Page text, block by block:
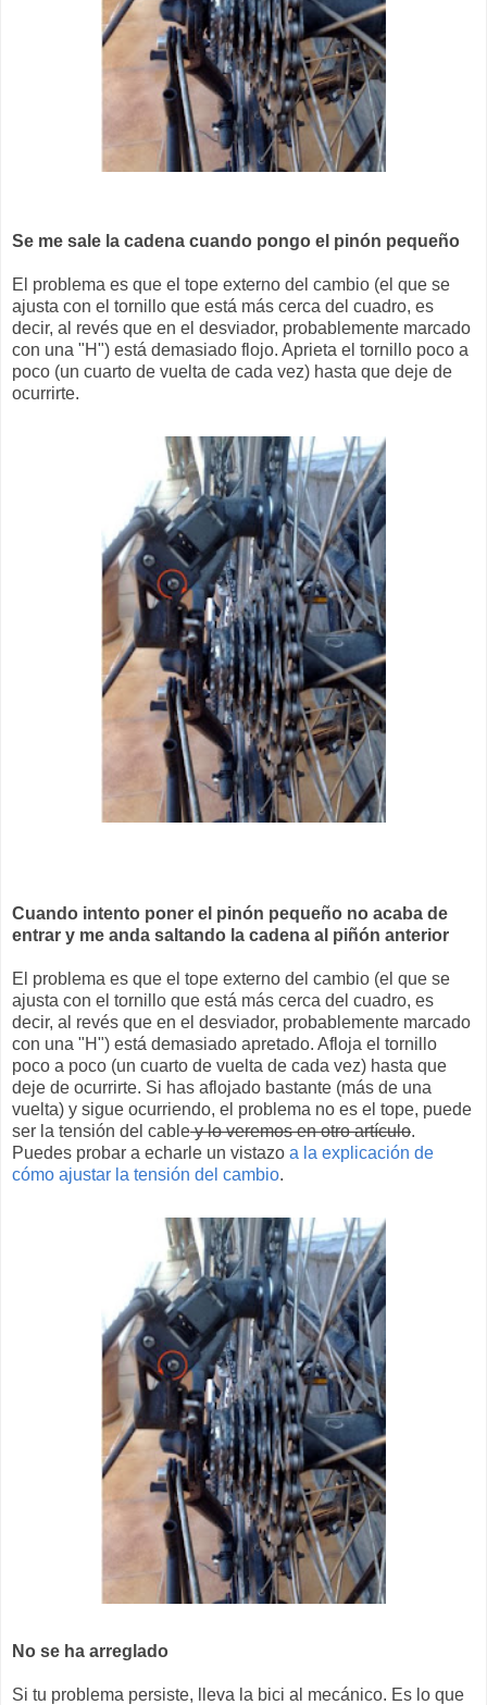
Se me sale la cadena cuando pongo el pinón pequeño
El problema es que el tope externo del cambio (el que se
ajusta con el tornillo que está más cerca del cuadro, es
decir, al revés que en el desviador, probablemente marcado
con una "H") está demasiado flojo. Aprieta el tornillo poco a
poco (un cuarto de vuelta de cada vez) hasta que deje de
ocurrirte.
Cuando intento poner el pinón pequeño no acaba de
entrar y me anda saltando la cadena al piñón anterior
El problema es que el tope externo del cambio (el que se
ajusta con el tornillo que está más cerca del cuadro, es
decir, al revés que en el desviador, probablemente marcado
con una "H") está demasiado apretado. Afloja el tornillo
poco a poco (un cuarto de vuelta de cada vez) hasta que
deje de ocurrirte. Si has aflojado bastante (más de una
vuelta) y sigue ocurriendo, el problema no es el tope, puede
ser la tensión del cabley lo veremos en otro artículo.
Puedes probar a echarle un vistazo a la explicación de
cómo ajustar la tensión del cambio.
No se ha arreglado
Si tu problema persiste, lleva la bici al mecánico. Es lo que